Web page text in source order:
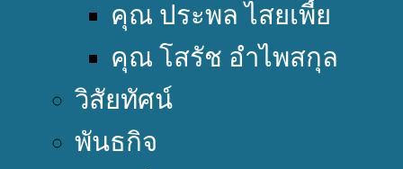
คุณ ประพล ไสยเพี้ย
คุณ โสรัช อำไพสกุล
วิสัยทัศน์
พันธกิจ